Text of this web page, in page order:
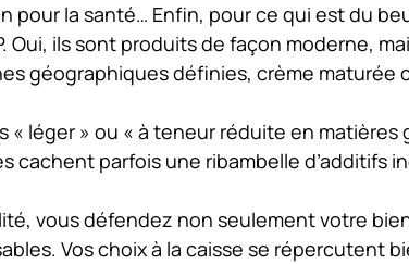
pour la santé… Enfin, pour ce qui est du
Oui, ils sont produits de façon moderne,
géographiques définies, crème
léger » ou « à teneur réduite en matières
cachent parfois une ribambelle d’additifs
vous défendez non seulement votre
Vos choix à la caisse se répercutent